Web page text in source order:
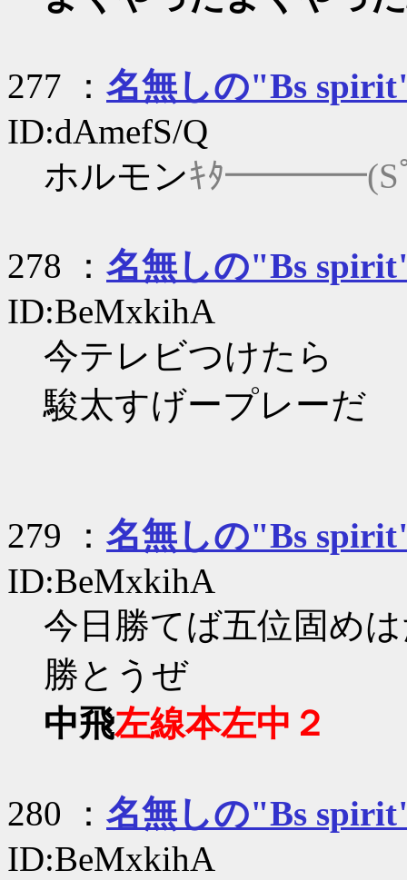
277 ： 名無しの"Bs
ID:dAmefS/Q
ホルモンｷﾀ
278 ： 名無しの"Bs
ID:BeMxkihA
今テレビつけたら
駿太すげープレーだ
279 ： 名無しの"Bs
ID:BeMxkihA
今日勝てば五位固め
勝とうぜ
中飛左線本左中２
280 ： 名無しの"Bs
ID:BeMxkihA